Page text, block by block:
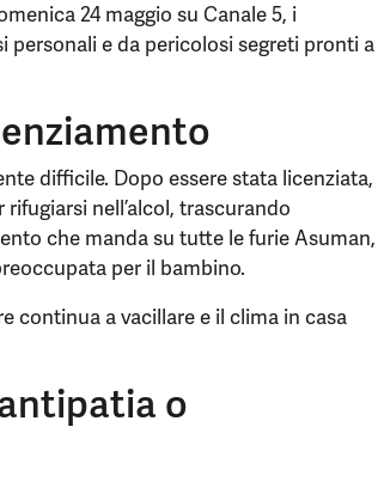
24 maggio su Canale 5, i
e da pericolosi segreti pronti a
difficile. Dopo essere stata licenziata,
nell’alcol, trascurando
che manda su tutte le furie Asuman,
per il bambino.
continua a vacillare e il clima in casa
o